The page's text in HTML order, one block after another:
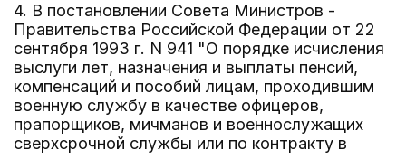
4. В постановлении Совета Министров -
Правительства Российской Федерации от 22
сентября 1993 г. N 941 "О порядке исчисления
выслуги лет, назначения и выплаты пенсий,
компенсаций и пособий лицам, проходившим
военную службу в качестве офицеров,
прапорщиков, мичманов и военнослужащих
сверхсрочной службы или по контракту в